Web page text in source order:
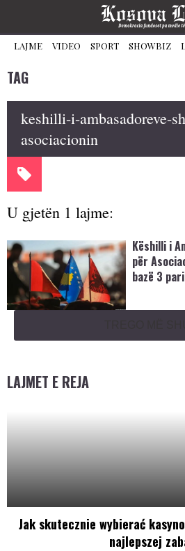
LAJME VIDEO SPORT SHOWBIZ
TAG
keshilli-i-ambasadoreve-
asociacionin
U gjetën 1 lajme:
Këshilli i
për
bazë 3
LAJMET E REJA
Jak skutecznie wybierać
najlepszej